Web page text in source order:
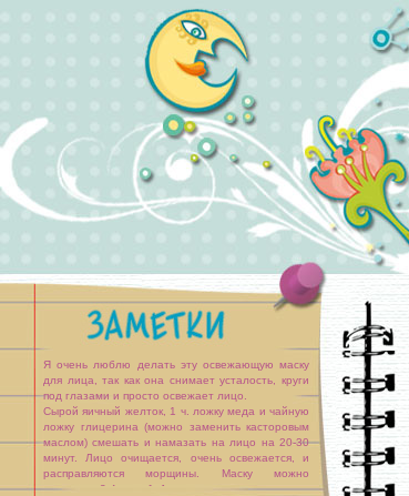
Я очень люблю делать эту освежающую маску
для лица, так как она снимает усталость, круги
под глазами и просто освежает лицо.
Сырой яичный желток, 1 ч. ложку меда и чайную
ложку глицерина (можно заменить касторовым
маслом) смешать и намазать на лицо на 20-30
минут. Лицо очищается, очень освежается, и
расправляются морщины. Маску можно
повторять 3-4 раза [...]